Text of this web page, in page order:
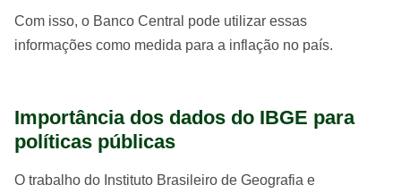
Com isso, o Banco Central pode utilizar essas
informações como medida para a inflação no país.
Importância dos dados do IBGE para
políticas públicas
O trabalho do Instituto Brasileiro de Geografia e